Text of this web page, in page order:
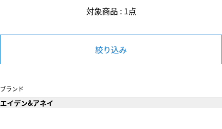
対象商品 : 1点
絞り込み
ブランド
エイデン&アネイ